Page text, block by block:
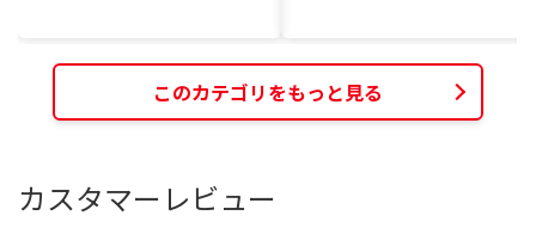
このカテゴリをもっと見る
カスタマーレビュー